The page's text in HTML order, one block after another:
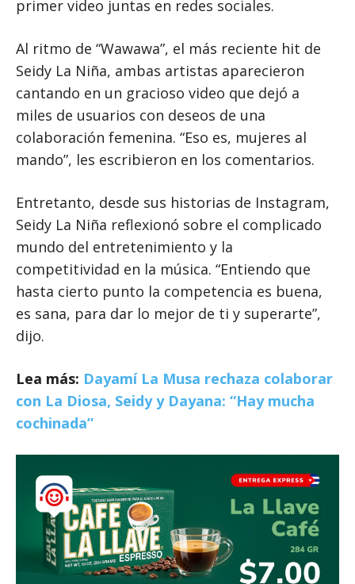
primer video juntas en redes sociales.
Al ritmo de “Wawawa”, el más reciente hit de
Seidy La Niña, ambas artistas aparecieron
cantando en un gracioso video que dejó a
miles de usuarios con deseos de una
colaboración femenina. “Eso es, mujeres al
mando”, les escribieron en los comentarios.
Entretanto, desde sus historias de Instagram,
Seidy La Niña reflexionó sobre el complicado
mundo del entretenimiento y la
competitividad en la música. “Entiendo que
hasta cierto punto la competencia es buena,
es sana, para dar lo mejor de ti y superarte”,
dijo.
Lea más: Dayamí La Musa rechaza colaborar
con La Diosa, Seidy y Dayana: “Hay mucha
cochinada”